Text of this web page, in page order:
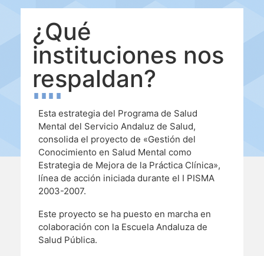
De interés
Contenidos Psicoevidencias
Formación
¿Qué
instituciones nos
respaldan?
Esta estrategia del Programa de Salud
Mental del Servicio Andaluz de Salud,
consolida el proyecto de «Gestión del
Conocimiento en Salud Mental como
Estrategia de Mejora de la Práctica Clínica»,
línea de acción iniciada durante el I PISMA
2003-2007.
Este proyecto se ha puesto en marcha en
colaboración con la Escuela Andaluza de
Salud Pública.